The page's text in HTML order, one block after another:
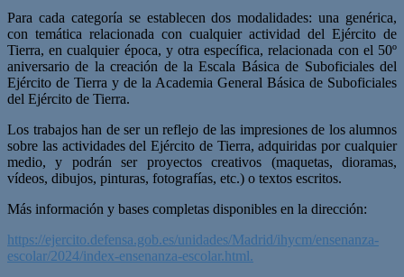
Para cada categoría se establecen dos modalidades: una genérica,
con temática relacionada con cualquier actividad del Ejército de
Tierra, en cualquier época, y otra específica, relacionada con el 50º
aniversario de la creación de la Escala Básica de Suboficiales del
Ejército de Tierra y de la Academia General Básica de Suboficiales
del Ejército de Tierra.
Los trabajos han de ser un reflejo de las impresiones de los alumnos
sobre las actividades del Ejército de Tierra, adquiridas por cualquier
medio, y podrán ser proyectos creativos (maquetas, dioramas,
vídeos, dibujos, pinturas, fotografías, etc.) o textos escritos.
Más información y bases completas disponibles en la dirección:
https://ejercito.defensa.gob.es/unidades/Madrid/ihycm/ensenanza-
escolar/2024/index-ensenanza-escolar.html.